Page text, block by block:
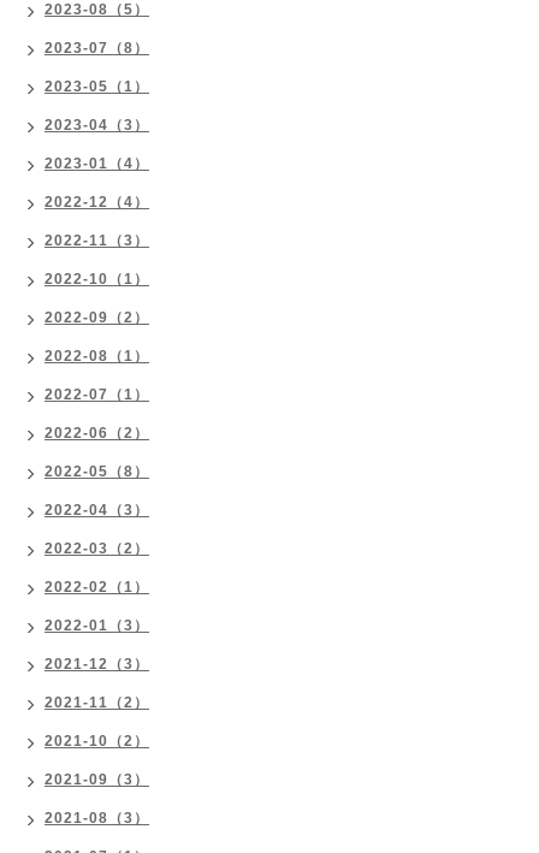
2023-08（5）
2023-07（8）
2023-05（1）
2023-04（3）
2023-01（4）
2022-12（4）
2022-11（3）
2022-10（1）
2022-09（2）
2022-08（1）
2022-07（1）
2022-06（2）
2022-05（8）
2022-04（3）
2022-03（2）
2022-02（1）
2022-01（3）
2021-12（3）
2021-11（2）
2021-10（2）
2021-09（3）
2021-08（3）